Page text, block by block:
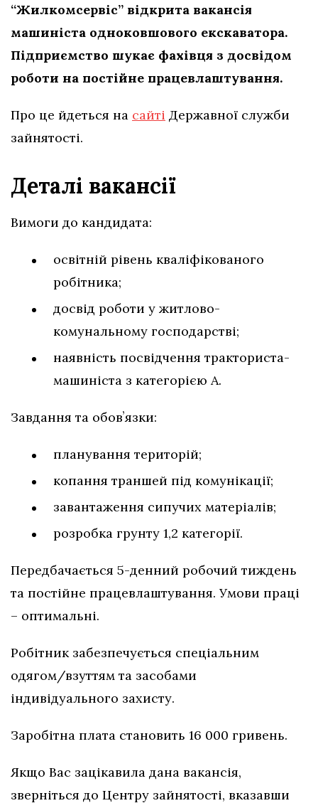
“Жилкомсервіс” відкрита вакансія
машиніста одноковшового екскаватора.
Підприємство шукає фахівця з досвідом
роботи на постійне працевлаштування.
Про це йдеться на сайті Державної служби
зайнятості.
Деталі вакансії
Вимоги до кандидата:
освітній рівень кваліфікованого
робітника;
досвід роботи у житлово-
комунальному господарстві;
наявність посвідчення тракториста-
машиніста з категорією А.
Завдання та обовʼязки:
планування територій;
копання траншей під комунікації;
завантаження сипучих матеріалів;
розробка грунту 1,2 категорії.
Передбачається 5-денний робочий тиждень
та постійне працевлаштування. Умови праці
– оптимальні.
Робітник забезпечується спеціальним
одягом/взуттям та засобами
індивідуального захисту.
Заробітна плата становить 16 000 гривень.
Якщо Вас зацікавила дана вакансія,
зверніться до Центру зайнятості, вказавши